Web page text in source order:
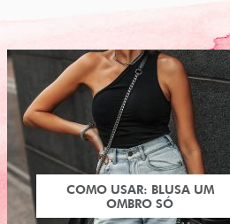
COMO USAR: BLUSA UM
OMBRO SÓ